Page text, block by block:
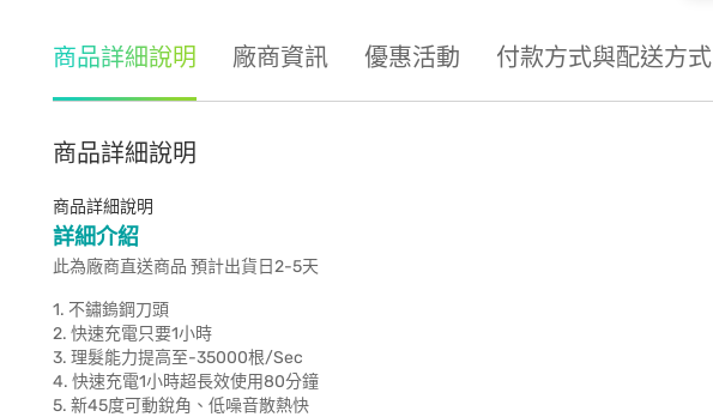
商品詳細說明 廠商資訊 優惠活動 付款方式與配送方式
商品詳細說明
商品詳細說明
詳細介紹
此為廠商直送商品 預計出貨日2-5天
1. 不鏽鎢鋼刀頭
2. 快速充電只要1小時
3. 理髮能力提高至-35000根/Sec
4. 快速充電1小時超長效使用80分鐘
5. 新45度可動銳角、低噪音散熱快